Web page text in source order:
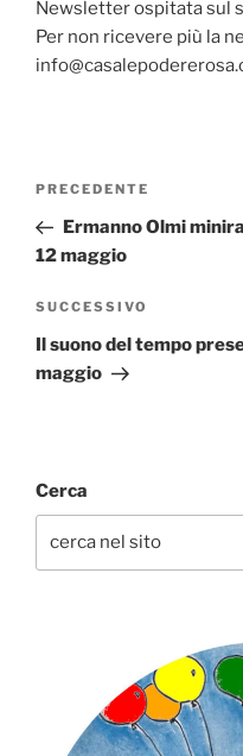
Newsletter ospitata sul
Per non ricevere più la
Navigazione
Articolo
precedente:
PRECEDENTE
Ermanno Olmi
12 maggio
Articolo
successivo
SUCCESSIVO
Il suono del tempo
maggio
Cerca